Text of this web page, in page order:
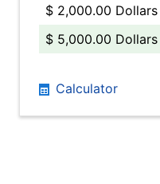
$ 2,000.00 Dollars
$ 5,000.00 Dollars
Calculator